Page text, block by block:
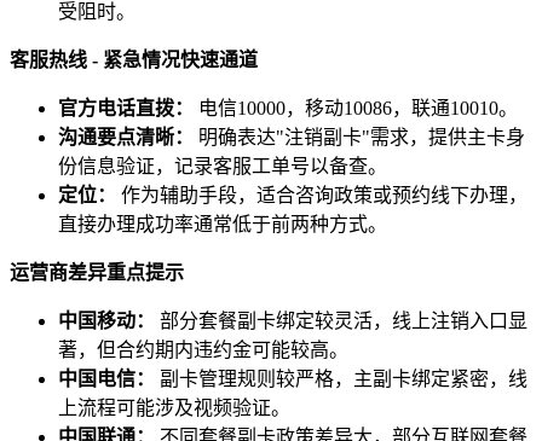
受阻时。
客服热线 - 紧急情况快速通道
官方电话直拨：
电信10000，移动10086，联通10010。
沟通要点清晰：
明确表达"注销副卡"需求，提供主卡身
份信息验证，记录客服工单号以备查。
定位：
作为辅助手段，适合咨询政策或预约线下办理，
直接办理成功率通常低于前两种方式。
运营商差异重点提示
中国移动：
部分套餐副卡绑定较灵活，线上注销入口显
著，但合约期内违约金可能较高。
中国电信：
副卡管理规则较严格，主副卡绑定紧密，线
上流程可能涉及视频验证。